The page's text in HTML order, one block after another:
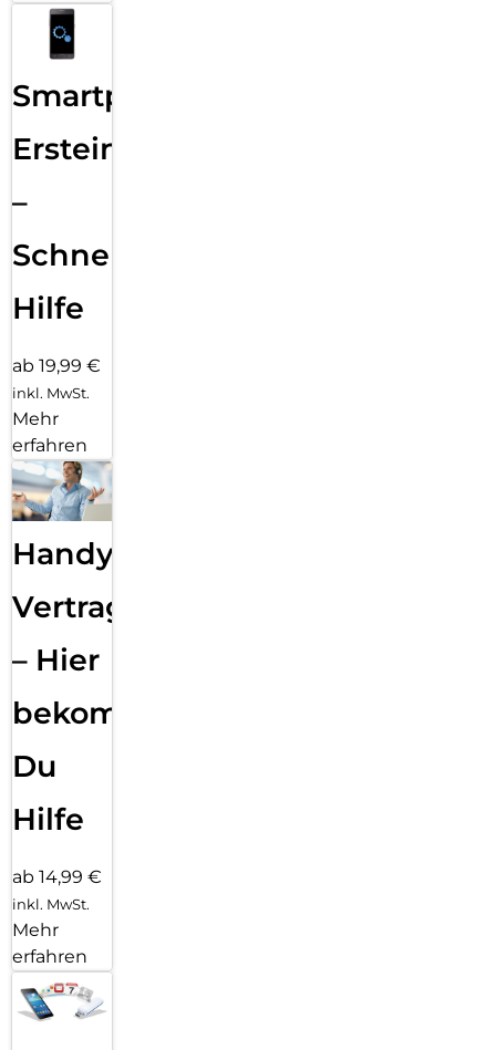
Smartphone
Ersteinrichtung
–
Schnelle
Hilfe
ab 19,99 €
inkl. MwSt.
Mehr
erfahren
Handy
Vertragsabwicklung
– Hier
bekommst
Du
Hilfe
ab 14,99 €
inkl. MwSt.
Mehr
erfahren